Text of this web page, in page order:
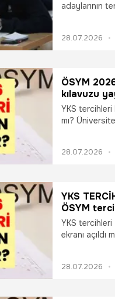
adaylarının
gün? YKS
28.07.2026
ÖSYM
kılavuzu
tercih
dikkat
YKS tercihleri
mı?
ÖSYM
28.07.2026
YKS
ÖSYM
tercih nasıl
YKS
ekranı
gündeminde
28.07.2026